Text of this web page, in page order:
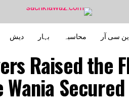
سی آر محاسبہ بہار دیش
Raised the